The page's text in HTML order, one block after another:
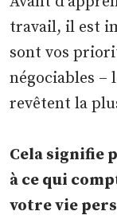
travail, il est
sont vos
négociables –
revêtent la
Cela signifie
à ce qui
votre vie